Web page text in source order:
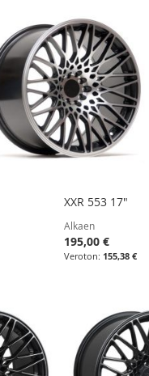
XXR 553 17"
Alkaen
195,00 €
155,38 €